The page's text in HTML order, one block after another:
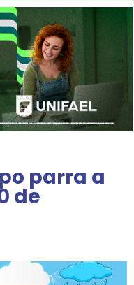
parra a
de